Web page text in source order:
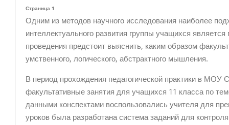
Страница 1
Одним из методов научного исследования наиболее
интеллектуального развития группы учащихся
проведения предстоит выяснить, каким образом
умственного, логического, абстрактного мышления.
В период прохождения педагогической практики в
факультативные занятия для учащихся 11 класса по
данными конспектами воспользовались учителя для
уроков была разработана система заданий для